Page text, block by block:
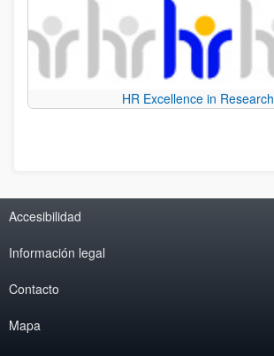
HR Excellence in Research
Accesibilidad
Información legal
Contacto
Mapa